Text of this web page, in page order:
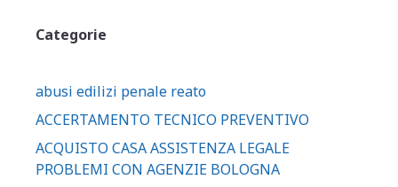
Categorie
abusi edilizi penale reato
ACCERTAMENTO TECNICO PREVENTIVO
ACQUISTO CASA ASSISTENZA LEGALE
PROBLEMI CON AGENZIE BOLOGNA